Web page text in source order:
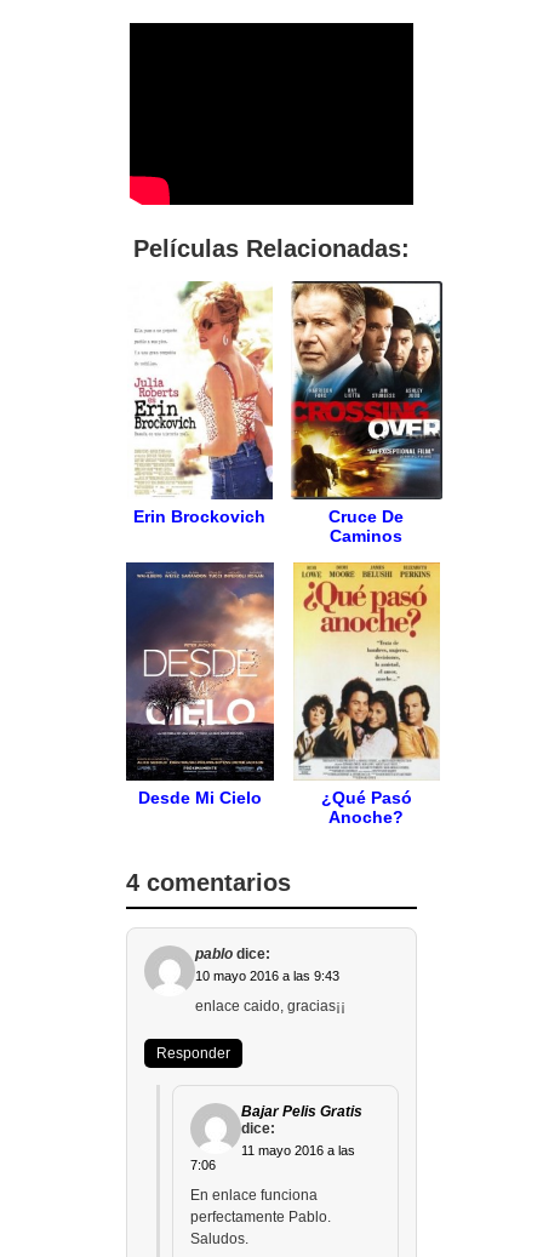
Películas Relacionadas:
Erin Brockovich
Cruce De
Caminos
Desde Mi Cielo
¿Qué Pasó
Anoche?
4 comentarios
pablo dice:
10 mayo 2016 a las 9:43
enlace caido, gracias¡¡
Responder
Bajar Pelis Gratis
dice:
11 mayo 2016 a las
7:06
En enlace funciona
perfectamente Pablo.
Saludos.